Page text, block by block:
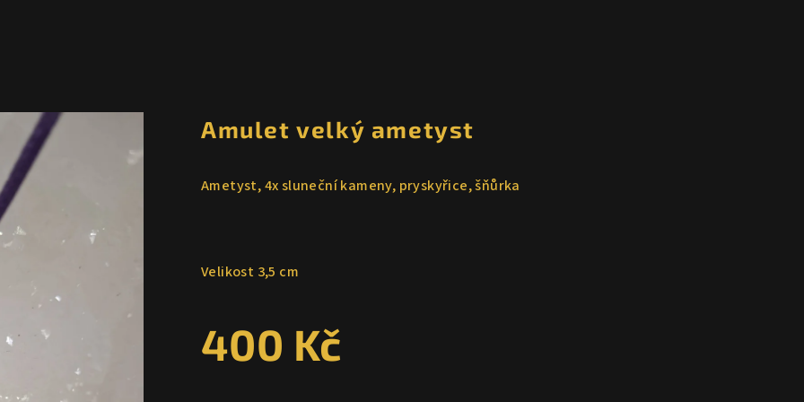
Amulet velký ametyst
Ametyst, 4x sluneční kameny, pryskyřice, šňůrka
Velikost 3,5 cm
400 Kč